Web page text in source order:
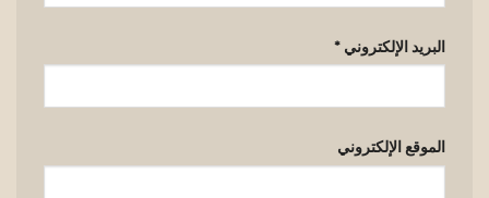
البريد الإلكتروني *
الموقع الإلكتروني